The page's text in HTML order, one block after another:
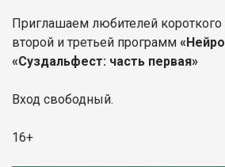
Приглашаем любителей короткого
второй и третьей программ
«Суздальфест: часть первая»
Вход свободный.
16+